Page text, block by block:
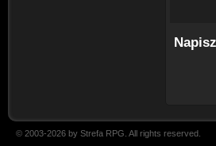
© 2003-2026 by Strefa RPG. All rights reserved.